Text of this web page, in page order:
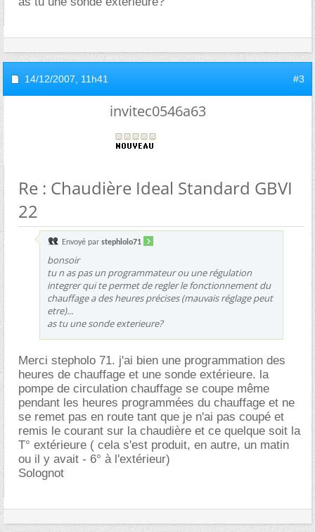
14/12/2007, 11h41 #3
invitec0546a63
Re : Chaudière Ideal Standard GBVI
22
Envoyé par stephlolo71
bonsoir
tu n as pas un programmateur ou une régulation
integrer qui te permet de regler le fonctionnement du
chauffage a des heures précises (mauvais réglage peut
etre)...
as tu une sonde exterieure?
Merci stepholo 71. j'ai bien une programmation des
heures de chauffage et une sonde extérieure. la
pompe de circulation chauffage se coupe même
pendant les heures programmées du chauffage et ne
se remet pas en route tant que je n'ai pas coupé et
remis le courant sur la chaudière et ce quelque soit la
T° extérieure ( cela s'est produit, en autre, un matin
ou il y avait - 6° à l'extérieur)
Solognot